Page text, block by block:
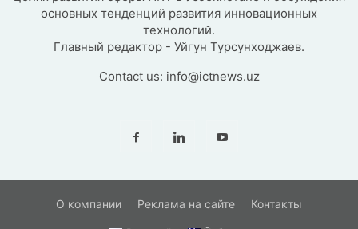
основных тенденций развития инновационных
технологий.
Главный редактор - Уйгун Турсунходжаев.
Contact us: info@ictnews.uz
О компании Реклама на сайте Контакты